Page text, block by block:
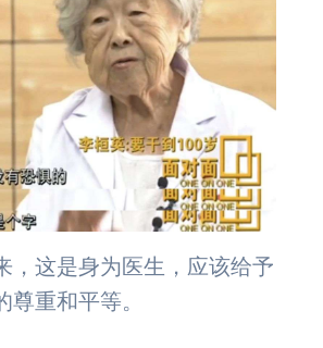
，这是身为医生，应该给予
重和平等。